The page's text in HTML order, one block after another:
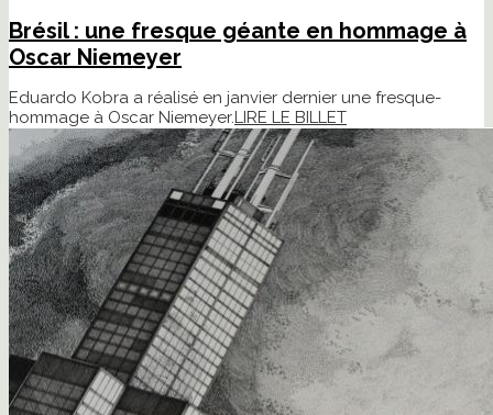
Brésil : une fresque géante en hommage à
Oscar Niemeyer
Eduardo Kobra a réalisé en janvier dernier une fresque-
hommage à Oscar Niemeyer.LIRE LE BILLET